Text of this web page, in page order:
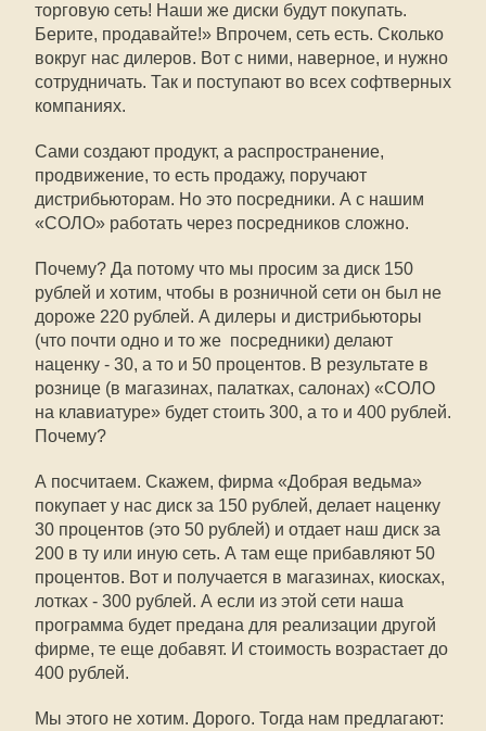
торговую сеть! Наши же диски будут покупать.
Берите, продавайте!» Впрочем, сеть есть. Сколько
вокруг нас дилеров. Вот с ними, наверное, и нужно
сотрудничать. Так и поступают во всех софтверных
компаниях.
Сами создают продукт, а распространение,
продвижение, то есть продажу, поручают
дистрибьюторам. Но это посредники. А с нашим
«СОЛО» работать через посредников сложно.
Почему? Да потому что мы просим за диск 150
рублей и хотим, чтобы в розничной сети он был не
дороже 220 рублей. А дилеры и дистрибьюторы
(что почти одно и то же  посредники) делают
наценку - 30, а то и 50 процентов. В результате в
рознице (в магазинах, палатках, салонах) «СОЛО
на клавиатуре» будет стоить 300, а то и 400 рублей.
Почему?
А посчитаем. Скажем, фирма «Добрая ведьма»
покупает у нас диск за 150 рублей, делает наценку
30 процентов (это 50 рублей) и отдает наш диск за
200 в ту или иную сеть. А там еще прибавляют 50
процентов. Вот и получается в магазинах, киосках,
лотках - 300 рублей. А если из этой сети наша
программа будет предана для реализации другой
фирме, те еще добавят. И стоимость возрастает до
400 рублей.
Мы этого не хотим. Дорого. Тогда нам предлагают: